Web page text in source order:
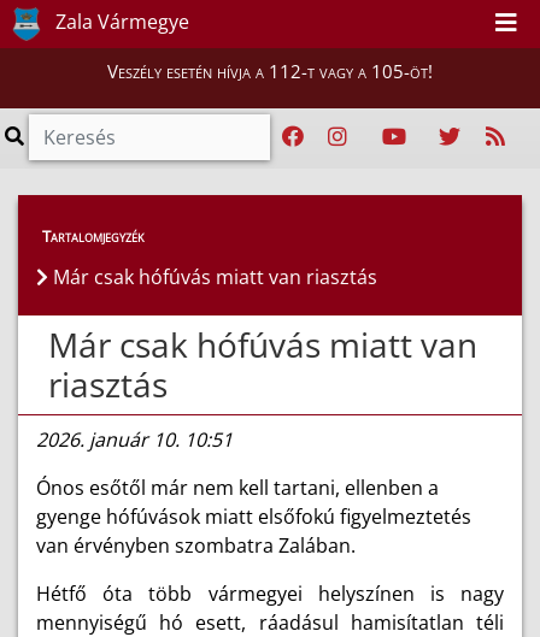
Zala Vármegye
Veszély esetén hívja a 112-t vagy a 105-öt!
Híreink > Hírek
Tartalomjegyzék
Már csak hófúvás miatt van riasztás
Már csak hófúvás miatt van
riasztás
2026. január 10. 10:51
Ónos esőtől már nem kell tartani, ellenben a
gyenge hófúvások miatt elsőfokú figyelmeztetés
van érvényben szombatra Zalában.
Hétfő óta több vármegyei helyszínen is nagy
mennyiségű hó esett, ráadásul hamisítatlan téli